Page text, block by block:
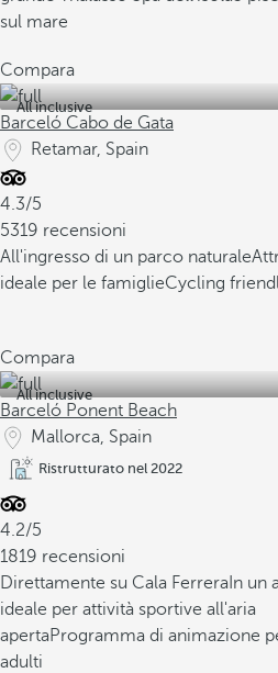
sul mare
Compara
All inclusive
Barceló Cabo de Gata
Retamar, Spain
4.3/5
5319 recensioni
All'ingresso di un parco naturale
ideale per le famiglieCycling
Compara
All inclusive
Barceló Ponent Beach
Mallorca, Spain
Ristrutturato nel 2022
4.2/5
1819 recensioni
Direttamente su Cala Ferrera In un
ideale per attività sportive all'aria
apertaProgramma di animazione
adulti